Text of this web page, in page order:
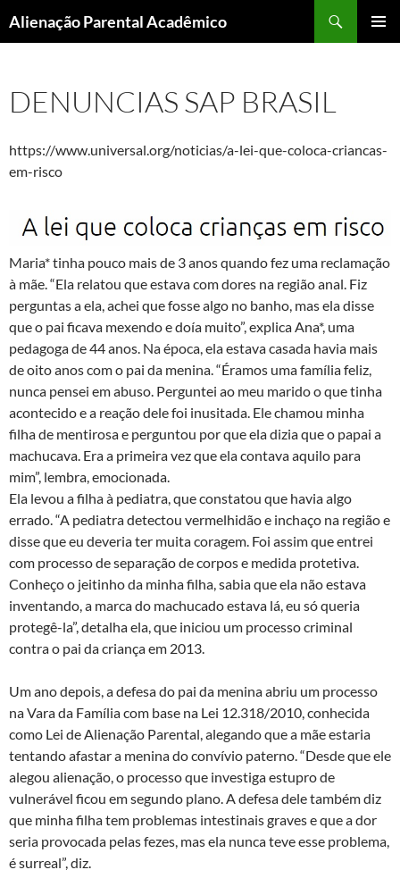
para
Alienação Parental Acadêmico
DENUNCIAS SAP BRASIL
https://www.universal.org/noticias/a-lei-que-coloca-criancas-
em-risco
Maria* tinha pouco mais de 3 anos quando fez uma reclamação
à mãe. “Ela relatou que estava com dores na região anal. Fiz
perguntas a ela, achei que fosse algo no banho, mas ela disse
que o pai ficava mexendo e doía muito”, explica Ana*, uma
pedagoga de 44 anos. Na época, ela estava casada havia mais
de oito anos com o pai da menina. “Éramos uma família feliz,
nunca pensei em abuso. Perguntei ao meu marido o que tinha
acontecido e a reação dele foi inusitada. Ele chamou minha
filha de mentirosa e perguntou por que ela dizia que o papai a
machucava. Era a primeira vez que ela contava aquilo para
mim”, lembra, emocionada.
Ela levou a filha à pediatra, que constatou que havia algo
errado. “A pediatra detectou vermelhidão e inchaço na região e
disse que eu deveria ter muita coragem. Foi assim que entrei
com processo de separação de corpos e medida protetiva.
Conheço o jeitinho da minha filha, sabia que ela não estava
inventando, a marca do machucado estava lá, eu só queria
protegê-la”, detalha ela, que iniciou um processo criminal
contra o pai da criança em 2013.
Um ano depois, a defesa do pai da menina abriu um processo
na Vara da Família com base na Lei 12.318/2010, conhecida
como Lei de Alienação Parental, alegando que a mãe estaria
tentando afastar a menina do convívio paterno. “Desde que ele
alegou alienação, o processo que investiga estupro de
vulnerável ficou em segundo plano. A defesa dele também diz
que minha filha tem problemas intestinais graves e que a dor
seria provocada pelas fezes, mas ela nunca teve esse problema,
é surreal”, diz.